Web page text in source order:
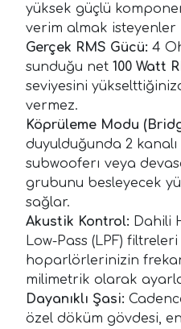
yüksek güçlü
verim almak isteyenler
Gerçek RMS Gücü: 4
sunduğu net 100 Watt
seviyesini
vermez.
Köprüleme Modu
duyulduğunda 2
subwooferı veya
grubunu besleyecek
sağlar.
Akustik Kontrol: Dahili
Low-Pass (LPF)
hoparlörlerinizin
milimetrik olarak
Dayanıklı Şasi:
özel döküm gövdesi,